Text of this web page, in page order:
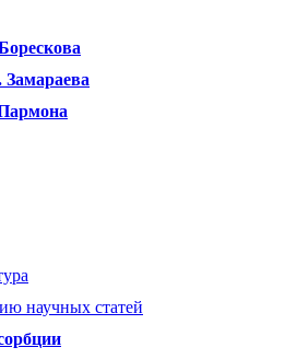
научных статей